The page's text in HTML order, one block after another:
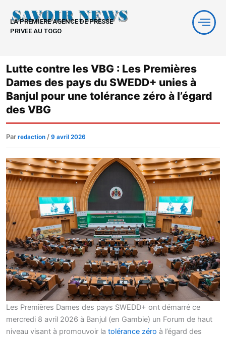
contenu
LA PREMIERE AGENCE DE PRESSE
PRIVEE AU TOGO
Lutte contre les VBG : Les Premières
Dames des pays du SWEDD+ unies à
Banjul pour une tolérance zéro à l’égard
des VBG
Par redaction / 9 avril 2026
Les Premières Dames des pays SWEDD+ ont démarré ce
mercredi 8 avril 2026 à Banjul (en Gambie) un Forum de haut
niveau visant à promouvoir la tolérance zéro à l’égard des